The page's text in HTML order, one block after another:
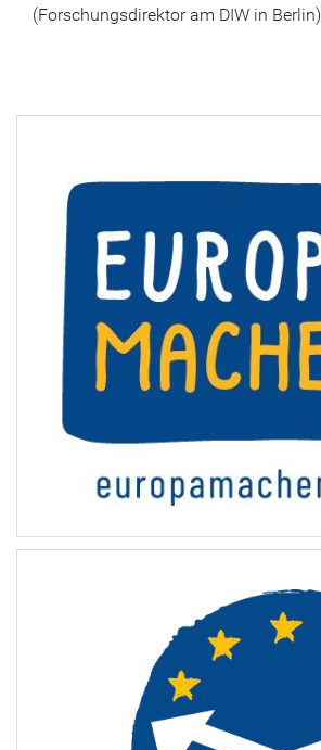
(Forschungsdirektor am DIW in Berlin)